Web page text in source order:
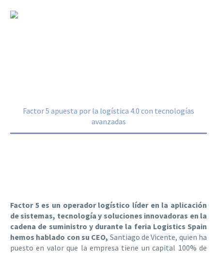
Factor 5 apuesta por la logística 4.0 con tecnologías
avanzadas
Factor 5 es un operador logístico líder en la aplicación
de sistemas, tecnología y soluciones innovadoras en la
cadena de suministro y durante la feria Logistics Spain
hemos hablado con su CEO, Santiago de Vicente, quien ha
puesto en valor que la empresa tiene un capital 100% de